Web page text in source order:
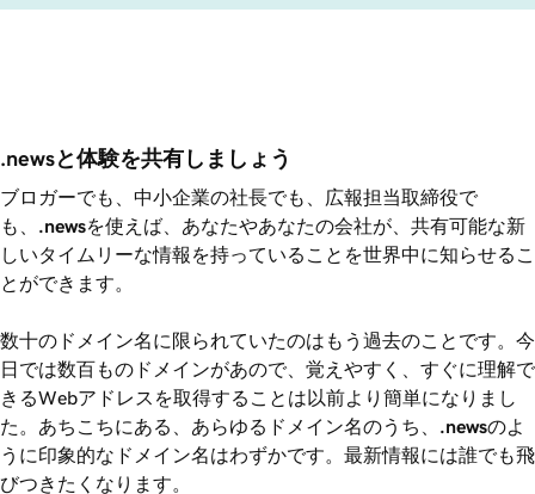
.newsと体験を共有しましょう
ブロガーでも、中小企業の社長でも、広報担当取締役で
も、
.newsを使えば、あなたやあなたの会社が、共有可能な新
しいタイムリーな情報を持っていることを世界中に知らせるこ
とができます。
数十のドメイン名に限られていたのはもう過去のことです。今
日では数百ものドメインがあので、覚えやすく、すぐに理解で
きるWebアドレスを取得することは以前より簡単になりまし
た。あちこちにある、あらゆるドメイン名のうち、
.newsのよ
うに印象的なドメイン名はわずかです。最新情報には誰でも飛
びつきたくなります。